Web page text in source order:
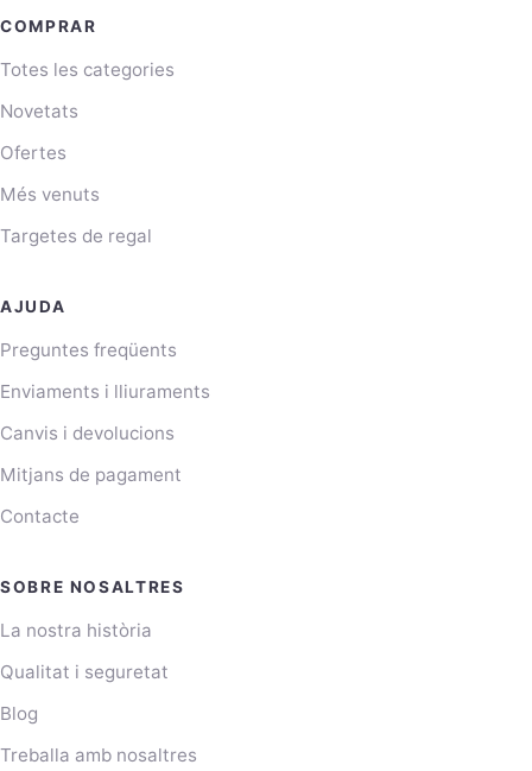
COMPRAR
Totes les categories
Novetats
Ofertes
Més venuts
Targetes de regal
AJUDA
Preguntes freqüents
Enviaments i lliuraments
Canvis i devolucions
Mitjans de pagament
Contacte
SOBRE NOSALTRES
La nostra història
Qualitat i seguretat
Blog
Treballa amb nosaltres